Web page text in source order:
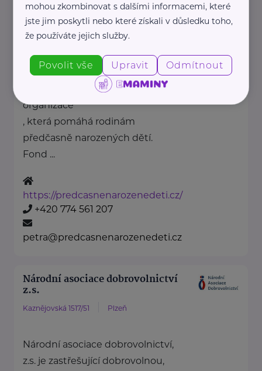
Nadační fond pro předčasně
narozené děti
Nadační fond pro předčasně
narozené děti je nezisková
organizace
, která pomáhá rodinám
předčasně narozených dětí.
Fond ...
https://predcasnenarozenedeti.cz/
+420 774 561 207
petra@predcasnenarozenedeti.cz
Národní asociace dobrovolnictví
z.s.
Kaznějovská 1517/51 Plzeň
Národní asociace dobrovolnictví,
z.s. je zastřešující dobrovolnou,
mohou zkombinovat s dalšími informacemi, které
jste jim poskytli nebo které získali v důsledku toho,
že používáte jejich služby.
Povolit vše Upravit Odmítnout